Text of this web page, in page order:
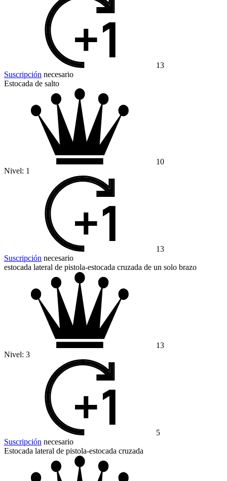
13
Suscripción necesario
Estocada de salto
10
Nivel: 1
13
Suscripción necesario
estocada lateral de pistola-estocada cruzada de un solo brazo
13
Nivel: 3
5
Suscripción necesario
Estocada lateral de pistola-estocada cruzada